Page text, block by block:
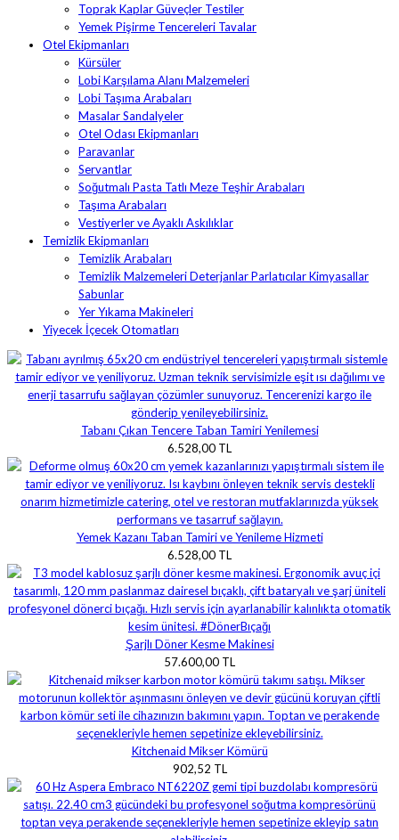
Toprak Kaplar Güveçler Testiler
Yemek Pişirme Tencereleri Tavalar
Otel Ekipmanları
Kürsüler
Lobi Karşılama Alanı Malzemeleri
Lobi Taşıma Arabaları
Masalar Sandalyeler
Otel Odası Ekipmanları
Paravanlar
Servantlar
Soğutmalı Pasta Tatlı Meze Teşhir Arabaları
Taşıma Arabaları
Vestiyerler ve Ayaklı Askılıklar
Temizlik Ekipmanları
Temizlik Arabaları
Temizlik Malzemeleri Deterjanlar Parlatıcılar Kimyasallar
Sabunlar
Yer Yıkama Makineleri
Yiyecek İçecek Otomatları
Tabanı Çıkan Tencere Taban Tamiri Yenilemesi
6.528,00 TL
Yemek Kazanı Taban Tamiri ve Yenileme Hizmeti
6.528,00 TL
Şarjlı Döner Kesme Makinesi
57.600,00 TL
Kitchenaid Mikser Kömürü
902,52 TL